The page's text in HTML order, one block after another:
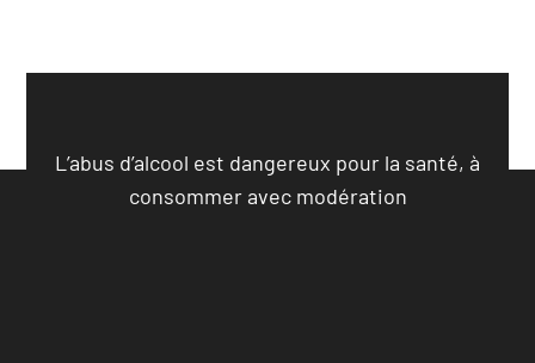
L’abus d’alcool est dangereux pour la santé, à
consommer avec modération